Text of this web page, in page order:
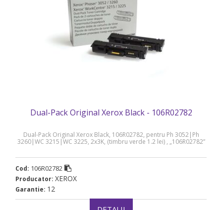
Dual-Pack Original Xerox Black - 106R02782
Dual-Pack Original Xerox Black, 106R02782, pentru Ph 3052|Ph
3260|WC 3215|WC 3225, 2x3K, (timbru verde 1.2 lei) , „106R02782”
Cod: 106R02782
Producator: XEROX
Garantie: 12